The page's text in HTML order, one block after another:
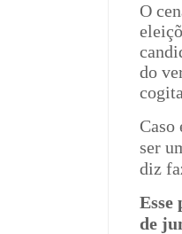
O
do
Caso
ser
diz
Esse
de